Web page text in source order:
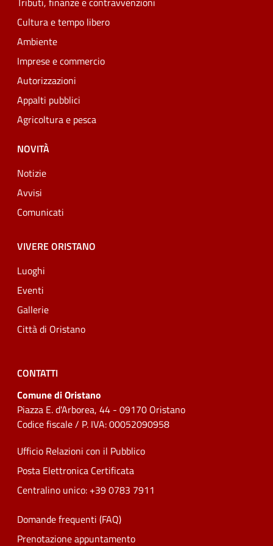
Cultura e tempo libero
Ambiente
Imprese e commercio
Autorizzazioni
Appalti pubblici
Agricoltura e pesca
NOVITÀ
Notizie
Avvisi
Comunicati
VIVERE ORISTANO
Luoghi
Eventi
Gallerie
Città di Oristano
CONTATTI
Comune di Oristano
Piazza E. d'Arborea, 44 - 09170 Oristano
Codice fiscale / P. IVA: 00052090958
Ufficio Relazioni con il Pubblico
Posta Elettronica Certificata
Centralino unico: +39 0783 7911
Domande frequenti (FAQ)
Prenotazione appuntamento